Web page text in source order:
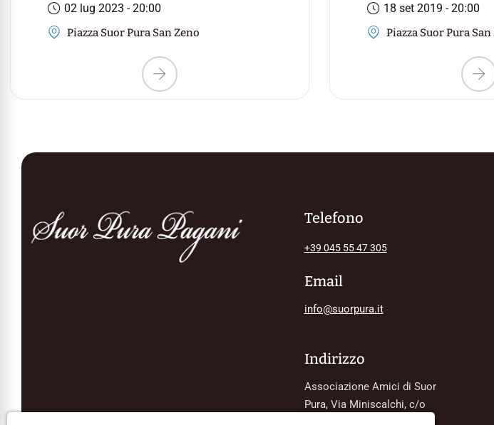
Mozzecane
02 lug 2023 - 20:00
Piazza Suor Pura San Zeno
Mozzecane
18 set 2019 - 20:00
Piazza Suor Pura San
Telefono
+39 045 55 47 305
Email
info@suorpura.it
Indirizzo
Associazione Amici di Suor
Pura, Via Miniscalchi, c/o